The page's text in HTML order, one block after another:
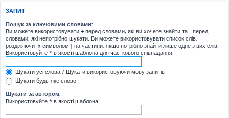
ЗАПИТ
Пошук за ключовими словами:
Ви можете використовувати + перед словами, які ви хочете знайти та - перед
словами, які непотрібно шукати. Ви можете використовувати список слів,
розділяючи їх символом | на частини, якщо потрібно знайти лише одне з цих слів.
Використовуйте * в якості шаблона для часткового співпадання.
Шукати усі слова / Шукати використовуючи мову запитів
Шукати будь-яке слово
Шукати за автором:
Використовуйте * в якості шаблона